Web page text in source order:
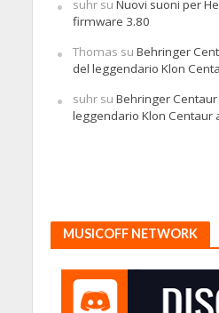
suhrsu Nuovi suoni per
firmware 3.80
Thomas su Behringer
del leggendario Klon
suhrsu Behringer
leggendario Klon Centaur
MUSICOFF NETWORK